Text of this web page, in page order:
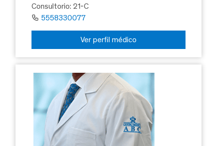
Consultorio: 21-C
5558330077
Ver perfil médico